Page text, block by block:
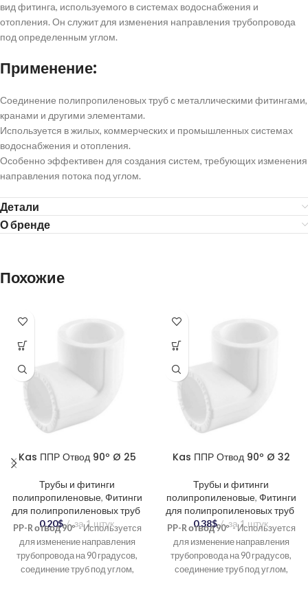
вид фитинга, используемого в системах водоснабжения и
отопления. Он служит для изменения направления трубопровода
под определенным углом.
Применение:
Соединение полипропиленовых труб с металлическими фитингами,
кранами и другими элементами.
Используется в жилых, коммерческих и промышленных системах
водоснабжения и отопления.
Особенно эффективен для создания систем, требующих изменения
направления потока под углом.
Детали
О бренде
Похожие
Kas ППР Отвод 90º Ø 25
Трубы и фитинги
полипропиленовые, Фитинги
для полипропиленовых труб
0.20$ за 1 штук
PP-R отвод 90º- Используется
для изменение направления
трубопровода на 90 градусов,
соединение труб под углом,
Kas ППР Отвод 90º Ø 32
Трубы и фитинги
полипропиленовые, Фитинги
для полипропиленовых труб
0.38$ за 1 штук
PP-R отвод 90º- Используется
для изменение направления
трубопровода на 90 градусов,
соединение труб под углом,